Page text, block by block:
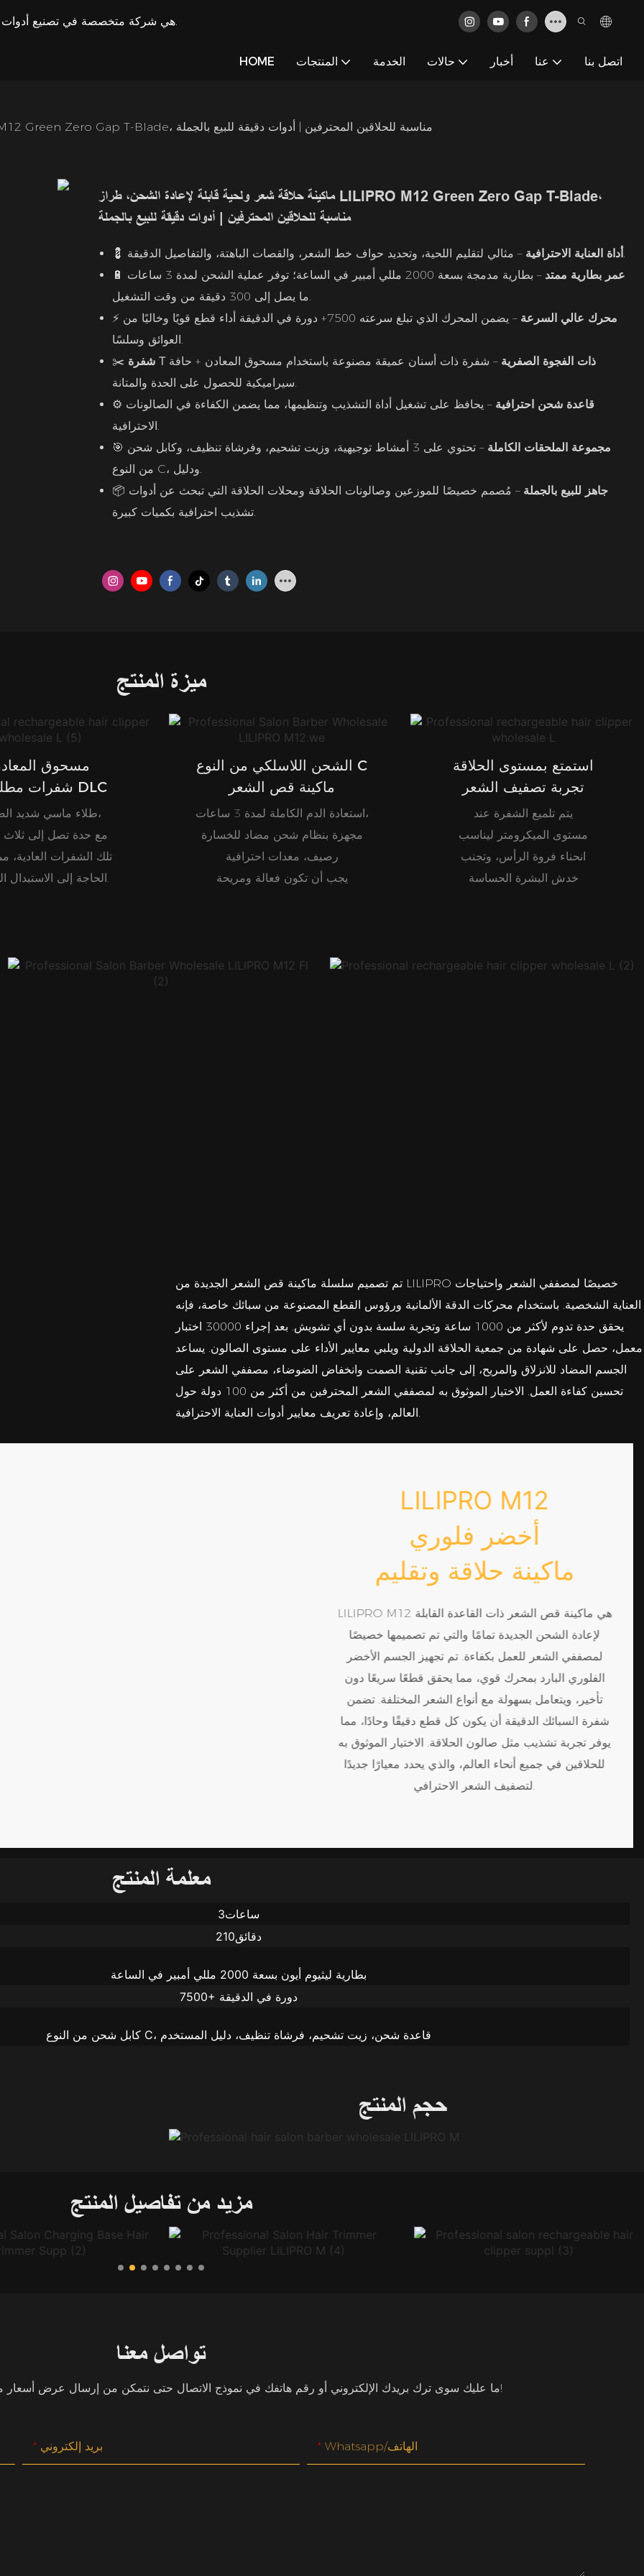
LILIPRO هي شركة متخصصة في تصنيع أدوات تشذيب الشعر وتوريد ماكينة قص الشعر منذ عام 2009.
HOME المنتجات الخدمة حالات أخبار عنا اتصل بنا
ماكينة حلاقة شعر ولحية قابلة لإعادة الشحن، طراز LILIPRO M12 Green Zero Gap T-Blade، مناسبة للحلاقين المحترفين | أدوات دقيقة للبيع بالجملة
ماكينة حلاقة شعر ولحية قابلة لإعادة الشحن، طراز LILIPRO M12 Green Zero Gap T-Blade،
مناسبة للحلاقين المحترفين | أدوات دقيقة للبيع بالجملة
💈 أداة العناية الاحترافية – مثالي لتقليم اللحية، وتحديد حواف خط الشعر، والقصات الباهتة، والتفاصيل الدقيقة.
🔋
عمر بطارية ممتد
– بطارية مدمجة بسعة 2000 مللي أمبير في الساعة؛ توفر عملية الشحن لمدة 3 ساعات
ما يصل إلى 300 دقيقة من وقت التشغيل.
⚡
محرك عالي السرعة
– يضمن المحرك الذي تبلغ سرعته 7500+ دورة في الدقيقة أداء قطع قويًا وخاليًا من
العوائق وسلسًا.
✂️
شفرة T ذات الفجوة الصفرية– شفرة ذات أسنان عميقة مصنوعة باستخدام مسحوق المعادن + حافة
سيراميكية للحصول على الحدة والمتانة.
⚙️
قاعدة شحن احترافية– يحافظ على تشغيل أداة التشذيب وتنظيمها، مما يضمن الكفاءة في الصالونات
الاحترافية.
🎯
مجموعة الملحقات الكاملة
– تحتوي على 3 أمشاط توجيهية، وزيت تشحيم، وفرشاة تنظيف، وكابل شحن
من النوع C، ودليل.
📦
جاهز للبيع بالجملة– مُصمم خصيصًا للموزعين وصالونات الحلاقة ومحلات الحلاقة التي تبحث عن أدوات
تشذيب احترافية بكميات كبيرة.
ميزة المنتج
مسحوق
شفرات مطلية بـ DLC
طلاء ماسي شديد الصلابة،
مع حدة تصل إلى
تلك الشفرات العادية،
الشحن اللاسلكي من النوع C
ماكينة قص الشعر
استعادة الدم الكاملة لمدة 3 ساعات،
مجهزة بنظام شحن مضاد للخسارة
رصيف، معدات احترافية
يجب أن تكون فعالة ومريحة
استمتع بمستوى الحلاقة
تجربة تصفيف الشعر
يتم تلميع الشفرة عند
مستوى الميكرومتر ليناسب
انحناء فروة الرأس، وتجنب
خدش البشرة الحساسة
تم تصميم سلسلة ماكينة قص الشعر الجديدة من LILIPRO خصيصًا لمصففي الشعر واحتياجات
العناية الشخصية. باستخدام محركات الدقة الألمانية ورؤوس القطع المصنوعة من سبائك خاصة، فإنه
يحقق حدة تدوم لأكثر من 1000 ساعة وتجربة سلسة بدون أي تشويش. بعد إجراء 30000 اختبار
معمل، حصل على شهادة من جمعية الحلاقة الدولية ويلبي معايير الأداء على مستوى الصالون. يساعد
الجسم المضاد للانزلاق والمريح، إلى جانب تقنية الصمت وانخفاض الضوضاء، مصففي الشعر على
تحسين كفاءة العمل. الاختيار الموثوق به لمصففي الشعر المحترفين من أكثر من 100 دولة حول
العالم، وإعادة تعريف معايير أدوات العناية الاحترافية.
LILIPRO M12
أخضر فلوري
ماكينة حلاقة وتقليم
LILIPRO M12 هي ماكينة قص الشعر ذات القاعدة القابلة
لإعادة الشحن الجديدة تمامًا والتي تم تصميمها خصيصًا
لمصففي الشعر للعمل بكفاءة. تم تجهيز الجسم الأخضر
الفلوري البارد بمحرك قوي، مما يحقق قطعًا سريعًا دون
تأخير، ويتعامل بسهولة مع أنواع الشعر المختلفة. تضمن
شفرة السبائك الدقيقة أن يكون كل قطع دقيقًا وحادًا، مما
يوفر تجربة تشذيب مثل صالون الحلاقة. الاختيار الموثوق به
للحلاقين في جميع أنحاء العالم، والذي يحدد معيارًا جديدًا
لتصفيف الشعر الاحترافي.
معلمة المنتج
ساعات3
دقائق210
7500+ دورة في الدقيقة
حجم المنتج
مزيد من تفاصيل المنتج
تواصل معنا
ما عليك سوى ترك بريدك الإلكتروني أو رقم هاتفك في نموذج الاتصال حتى نتمكن من إرسال عرض أسعار مجاني لمجموعة واسعة من التصميمات!
بريد إلكتروني Whatsapp/الهاتف